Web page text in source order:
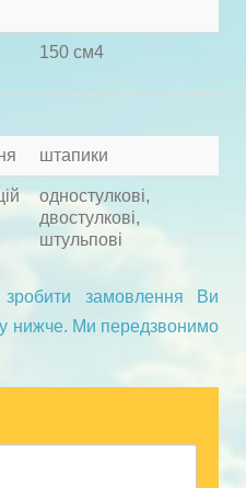
150 см4
штапики
одностулкові,
двостулкові,
штульпові
зробити замовлення Ви
нижче. Ми передзвонимо